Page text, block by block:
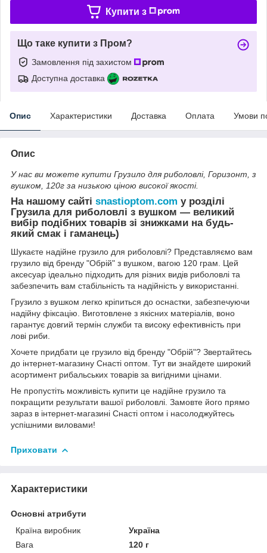
Купити з
Що таке купити з Пром?
Замовлення під захистом
Доступна доставка
Опис Характеристики Доставка Оплата Умови
Опис
У нас ви можете купити Грузило для риболовлі, Горизонт, з
вушком, 120г за низькою ціною високої якості.
На нашому сайті snastioptom.com у розділі
Грузила для риболовлі з вушком — великий
вибір подібних товарів зі знижками на будь-
який смак і гаманець)
Шукаєте надійне грузило для риболовлі? Представляємо вам
грузило від бренду "Обрій" з вушком, вагою 120 грам. Цей
аксесуар ідеально підходить для різних видів риболовлі та
забезпечить вам стабільність та надійність у використанні.
Грузило з вушком легко кріпиться до оснастки, забезпечуючи
надійну фіксацію. Виготовлене з якісних матеріалів, воно
гарантує довгий термін служби та високу ефективність при
лові риби.
Хочете придбати це грузило від бренду "Обрій"? Звертайтесь
до інтернет-магазину Снасті оптом. Тут ви знайдете широкий
асортимент рибальських товарів за вигідними цінами.
Не пропустіть можливість купити це надійне грузило та
покращити результати вашої риболовлі. Замовте його прямо
зараз в інтернет-магазині Снасті оптом і насолоджуйтесь
успішними виловами!
Приховати
Характеристики
Основні атрибути
Країна виробник
Україна
Вага
120 г